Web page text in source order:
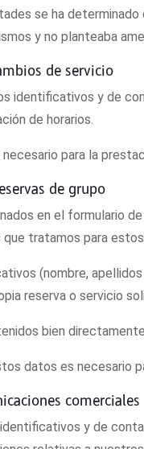
se ha
y no planteaba
de servicio
identificativos y de
de horarios.
para la
de grupo
en el formulario
tratamos para
(nombre,
reserva o servicio
bien
datos es necesario
comerciales
y de